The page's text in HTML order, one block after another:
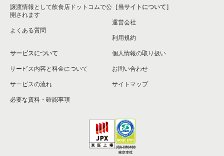
三浦市の飲食店の居抜き売却物件の案件一覧
藤沢市の飲食店の居抜き売却物件の案件一覧
横浜市栄区の飲食店の居抜き売却物件の案件一覧
横浜市瀬谷区の飲食店の居抜き売却物件の案件一覧
座間市の飲食店の居抜き売却物件の案件一覧
譲渡情報として飲食店ドットコムで公
開されます
よくある質問
サービスについて
サービス内容と料金について
サービスの流れ
必要な資料・確認事項
［当サイトについて］
運営会社
利用規約
個人情報の取り扱い
お問い合わせ
サイトマップ